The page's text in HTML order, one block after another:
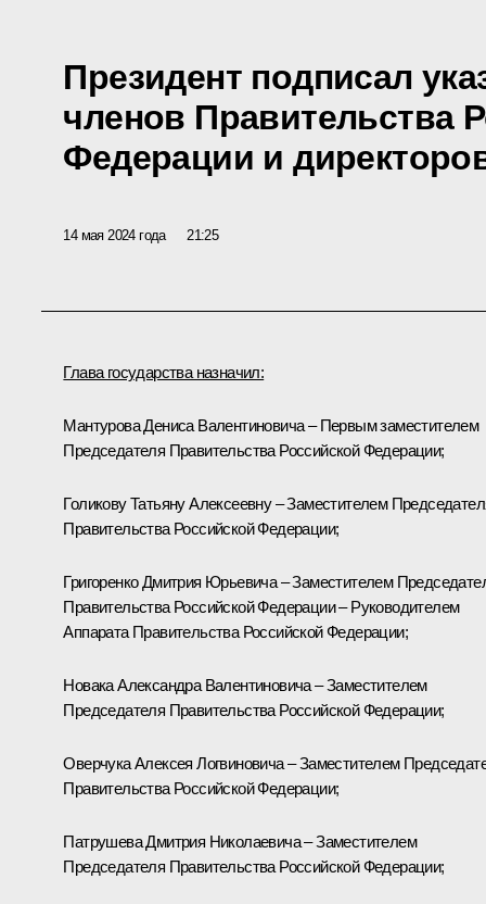
Президент подписал
членов Правительства
Федерации и
14 мая 2024 года 21:25
Глава государства назначил:
МантуроваДениса Валентиновича – Первым заместителем
Председателя Правительства Российской Федерации;
ГоликовуТатьяну Алексеевну – Заместителем
Правительства Российской Федерации;
ГригоренкоДмитрия Юрьевича – Заместителем
Правительства Российской Федерации – Руководителем
Аппарата Правительства Российской Федерации;
НовакаАлександра Валентиновича – Заместителем
Председателя Правительства Российской Федерации;
ОверчукаАлексея Логвиновича – Заместителем
Правительства Российской Федерации;
ПатрушеваДмитрия Николаевича – Заместителем
Председателя Правительства Российской Федерации;